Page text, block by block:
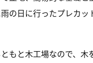
の日に行ったプレカッ
もと木工場なので、木